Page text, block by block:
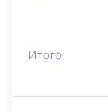
Итого